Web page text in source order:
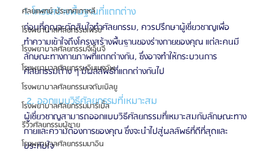
ศัลยแพทย์ ประเทศเกาหลี
โรงพยาบาลศัลยกรรมเฟรช
โรงพยาบาลศัลยกรรมจีเอ็นจี
โรงพยาบาลศัลยกรรมอิมเมจอัพ
โรงพยาบาลศัลยกรรมเจดับเบิลยู
โรงพยาบาลศัลยกรรมมาร์เบิ้ล
รีวิวศัลยกรรมผู้ชาย
โรงพยาบาลศัลยกรรมมาอิน
1. โครงสร้างพื้นฐานที่แตกต่าง
ก่อนที่คุณจะตัดสินใจทำศัลยกรรม, ควรปรึกษาผู้เชี่ยวชาญเพื่อ
ทำความเข้าใจถึงโครงสร้างพื้นฐานของร่างกายของคุณ แต่ละคนมี
ลักษณะทางกายภาพที่แตกต่างกัน, ซึ่งอาจทำให้กระบวนการ
ศัลยกรรมต่าง ๆ มีผลลัพธ์ที่แตกต่างกันไป
2. ออกแบบวิธีศัลยกรรมที่เหมาะสม
ผู้เชี่ยวชาญสามารถออกแบบวิธีศัลยกรรมที่เหมาะสมกับลักษณะทาง
กายและความต้องการของคุณ ซึ่งจะนำไปสู่ผลลัพธ์ที่ดีที่สุดและ
ประทับใจ